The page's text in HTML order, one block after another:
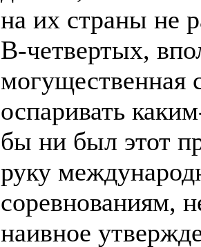
на их страны не
В-четвертых,
могущественная
оспаривать
бы ни был этот
руку
соревнованиям,
наивное